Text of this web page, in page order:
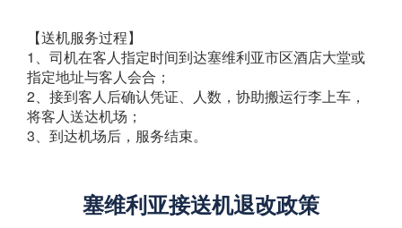
【送机服务过程】
1、司机在客人指定时间到达塞维利亚市区酒店大堂或
指定地址与客人会合；
2、接到客人后确认凭证、人数，协助搬运行李上车，
将客人送达机场；
3、到达机场后，服务结束。
塞维利亚接送机退改政策